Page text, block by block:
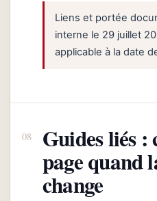
Liens et portée
interne le 29 juillet
applicable à la date
Guides liés :
page quand
change